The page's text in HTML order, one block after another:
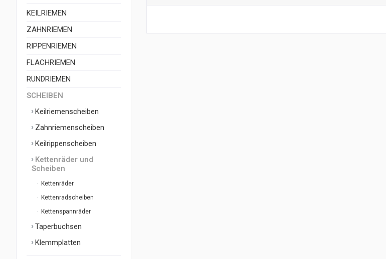
KEILRIEMEN
ZAHNRIEMEN
RIPPENRIEMEN
FLACHRIEMEN
RUNDRIEMEN
SCHEIBEN
Keilriemenscheiben
Zahnriemenscheiben
Keilrippenscheiben
Kettenräder und
Scheiben
Kettenräder
Kettenradscheiben
Kettenspannräder
Taperbuchsen
Klemmplatten